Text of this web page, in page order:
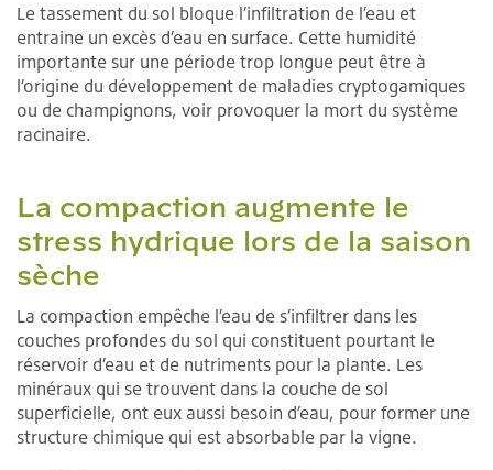
Le tassement du sol bloque l’infiltration de l’eau et
entraine un excès d’eau en surface. Cette humidité
importante sur une période trop longue peut être à
l’origine du développement de maladies cryptogamiques
ou de champignons, voir provoquer la mort du système
racinaire.
La compaction augmente le
stress hydrique lors de la saison
sèche
La compaction empêche l’eau de s’infiltrer dans les
couches profondes du sol qui constituent pourtant le
réservoir d’eau et de nutriments pour la plante. Les
minéraux qui se trouvent dans la couche de sol
superficielle, ont eux aussi besoin d’eau, pour former une
structure chimique qui est absorbable par la vigne.